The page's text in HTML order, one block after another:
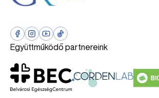
Együttműködő partnereink